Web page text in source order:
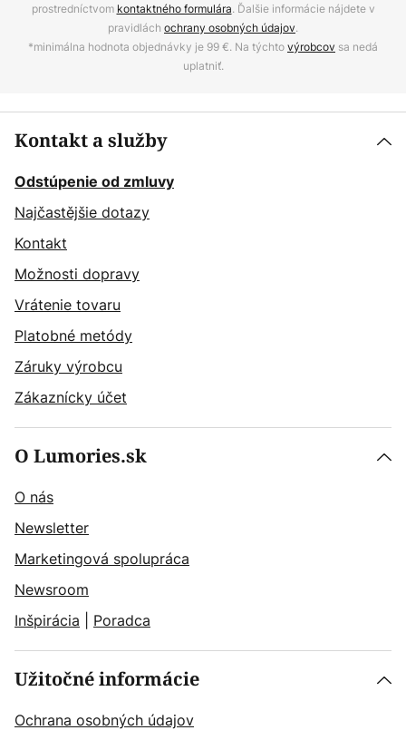
prostredníctvom kontaktného formulára. Ďalšie informácie nájdete v
pravidlách ochrany osobných údajov.
*minimálna hodnota objednávky je 99 €. Na týchtovýrobcov sa nedá
uplatniť.
Kontakt a služby
Odstúpenie od zmluvy
Najčastějšie dotazy
Kontakt
Možnosti dopravy
Vrátenie tovaru
Platobné metódy
Záruky výrobcu
Zákaznícky účet
O Lumories.sk
O nás
Newsletter
Marketingová spolupráca
Newsroom
Inšpirácia
Poradca
Užitočné informácie
Ochrana osobných údajov